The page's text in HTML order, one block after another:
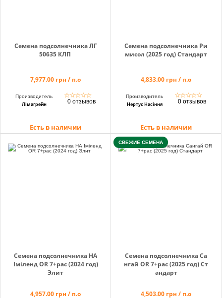
Семена подсолнечника ЛГ
50635 КЛП
7,977.00 грн / п.о
Производитель
Лімагрейн
☆☆☆☆☆
0 отзывов
Есть в наличии
Семена подсолнечника Ри
мисол (2025 год) Стандарт
4,833.00 грн / п.о
Производитель
Нертус Насіння
☆☆☆☆☆
0 отзывов
Есть в наличии
Семена подсолнечника НА
Іміленд OR 7+рас (2024 год)
Элит
4,957.00 грн / п.о
СВЕЖИЕ СЕМЕНА
Семена подсолнечника Са
нгай OR 7+рас (2025 год) Ст
андарт
4,503.00 грн / п.о